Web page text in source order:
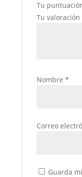
Tu
Tu valoración
Nombre *
Correo
Guarda